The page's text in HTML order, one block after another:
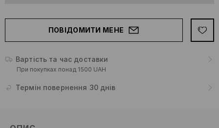
ПОВІДОМИТИ МЕНЕ
Вартість та час доставки
При покупках понад 1500 UAH
Термін повернення 30 днів